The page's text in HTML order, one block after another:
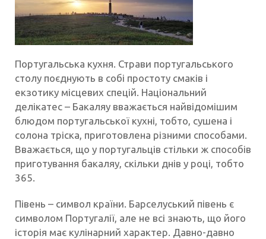
Португальська кухня. Страви португальського
столу поєднують в собі простоту смаків і
екзотику місцевих спецій. Національний
делікатес – Бакаляу вважається найвідомішим
блюдом португальської кухні, тобто, сушена і
солона тріска, приготовлена різними способами.
Вважається, що у португальців стільки ж способів
приготування бакаляу, скільки днів у році, тобто
365.
Півень – символ країни. Барселуський півень є
символом Португалії, але не всі знають, що його
історія має кулінарний характер. Давно-давно